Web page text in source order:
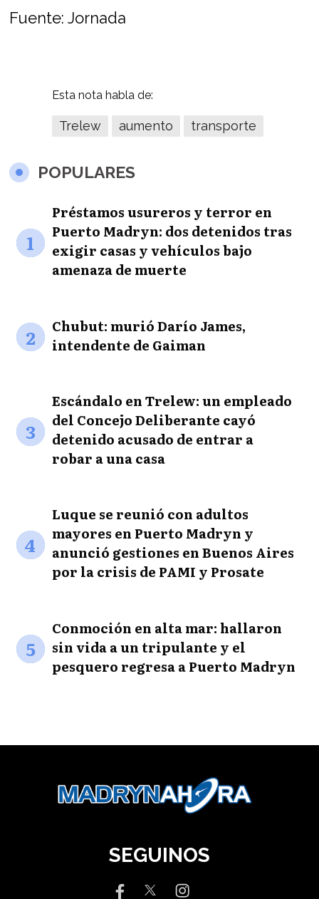
Fuente: Jornada
Esta nota habla de:
Trelew aumento transporte
POPULARES
1
Préstamos usureros y terror en
Puerto Madryn: dos detenidos tras
exigir casas y vehículos bajo
amenaza de muerte
2
Chubut: murió Darío James,
intendente de Gaiman
3
Escándalo en Trelew: un empleado
del Concejo Deliberante cayó
detenido acusado de entrar a
robar a una casa
4
Luque se reunió con adultos
mayores en Puerto Madryn y
anunció gestiones en Buenos Aires
por la crisis de PAMI y Prosate
5
Conmoción en alta mar: hallaron
sin vida a un tripulante y el
pesquero regresa a Puerto Madryn
SEGUINOS